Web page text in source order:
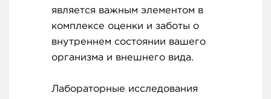
является важным элементом в
комплексе оценки и заботы о
внутреннем состоянии вашего
организма и внешнего вида.
Лабораторные исследования